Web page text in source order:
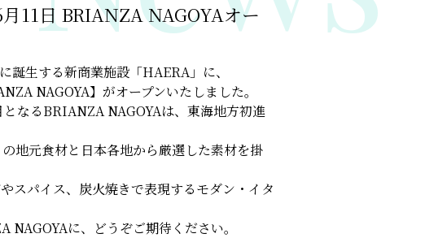
11日 BRIANZA NAGOYAオー
誕生する新商業施設「HAERA」に、
NAGOYA】がオープンいたしました。
なるBRIANZA NAGOYAは、東海地方初進
地元食材と日本各地から厳選した素材を掛
スパイス、炭火焼きで表現するモダン・イタ
に、どうぞご期待ください。